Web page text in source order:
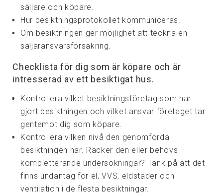
säljare och köpare.
Hur besiktningsprotokollet kommuniceras.
Om besiktningen ger möjlighet att teckna en
säljaransvarsförsäkring.
Checklista för dig som är köpare och är
intresserad av ett besiktigat hus.
Kontrollera vilket besiktningsföretag som har
gjort besiktningen och vilket ansvar företaget tar
gentemot dig som köpare.
Kontrollera vilken nivå den genomförda
besiktningen har. Räcker den eller behövs
kompletterande undersökningar? Tänk på att det
finns undantag för el, VVS, eldstäder och
ventilation i de flesta besiktningar.